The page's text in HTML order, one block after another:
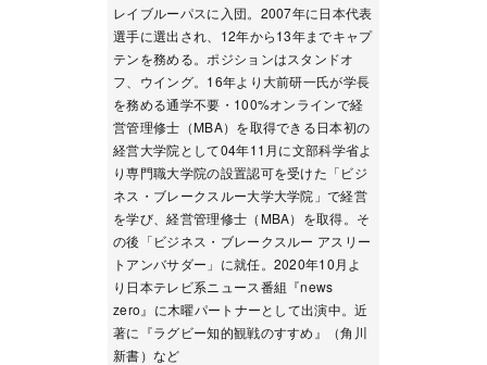
レイブルーパスに入団。2007年に日本代表
選手に選出され、12年から13年までキャプ
テンを務める。ポジションはスタンドオ
フ、ウイング。16年より大前研一氏が学長
を務める通学不要・100%オンラインで経
営管理修士（MBA）を取得できる日本初の
経営大学院として04年11月に文部科学省よ
り専門職大学院の設置認可を受けた「ビジ
ネス・ブレークスルー大学大学院」で経営
を学び、経営管理修士（MBA）を取得。そ
の後「ビジネス・ブレークスルー アスリー
トアンバサダー」に就任。2020年10月よ
り日本テレビ系ニュース番組『news
zero』に木曜パートナーとして出演中。近
著に『ラグビー知的観戦のすすめ』（角川
新書）など